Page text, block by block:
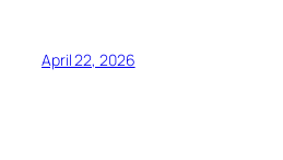
April 22, 2026